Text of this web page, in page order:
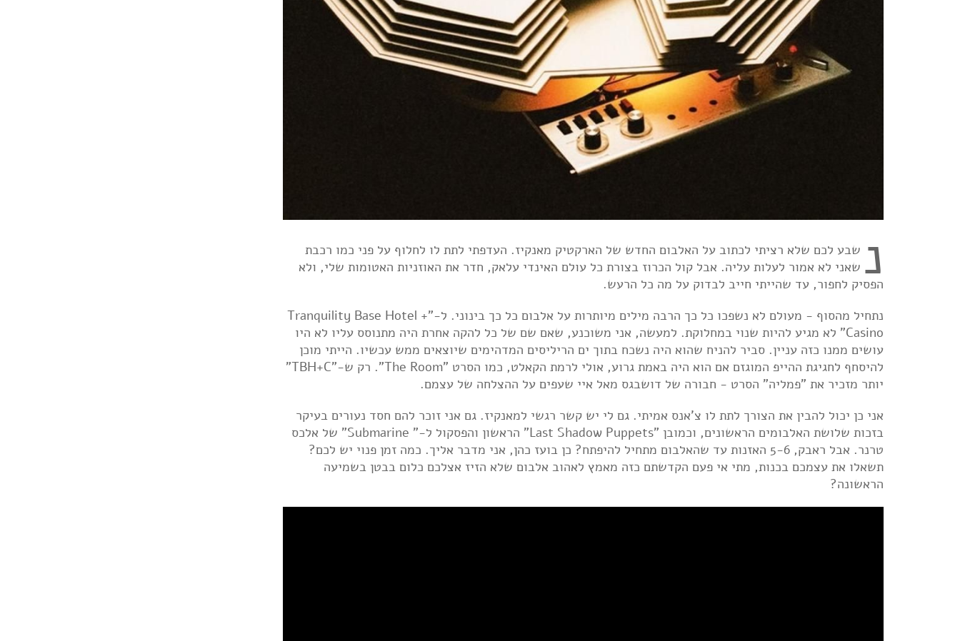
נ שבע לכם שלא רציתי לכתוב על האלבום החדש של הארקטיק מאנקיז. העדפתי לתת לו לחלוף על פני כמו רכבת
שאני לא אמור לעלות עליה. אבל קול הכרוז בצורת כל עולם האינדי עלאק, חדר את האוזניות האטומות שלי, ולא
הפסיק לחפור, עד שהייתי חייב לבדוק על מה כל הרעש.
נתחיל מהסוף - מעולם לא נשפכו כל כך הרבה מילים מיותרות על אלבום כל כך בינוני. ל-"Tranquility Base Hotel +
Casino" לא מגיע להיות שנוי במחלוקת. למעשה, אני משוכנע, שאם שם של כל להקה אחרת היה מתנוסס עליו לא היו
עושים ממנו כזה עניין. סביר להניח שהוא היה נשכח בתוך ים הריליסים המדהימים שיוצאים ממש עכשיו. הייתי מוכן
להיסחף לחגיגת ההייפ המוגזם אם הוא היה באמת גרוע, אולי לרמת הקאלט, כמו הסרט "The Room". רק ש-"TBH+C"
יותר מזכיר את "פמליה" הסרט - חבורה של דושבגס מאל איי שעפים על ההצלחה של עצמם.
אני כן יכול להבין את הצורך לתת לו צ'אנס אמיתי. גם לי יש קשר רגשי למאנקיז. גם אני זוכר להם חסד נעורים בעיקר
בזכות שלושת האלבומים הראשונים, וכמובן "Last Shadow Puppets" הראשון והפסקול ל-" Submarine" של אלכס
טרנר. אבל ראבק, 5-6 האזנות עד שהאלבום מתחיל להיפתח? כן בועז כהן, אני מדבר אליך. כמה זמן פנוי יש לכם?
תשאלו את עצמכם בכנות, מתי אי פעם הקדשתם כזה מאמץ לאהוב אלבום שלא הזיז אצלכם כלום בבטן בשמיעה
הראשונה?